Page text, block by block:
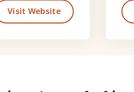
Visit Website